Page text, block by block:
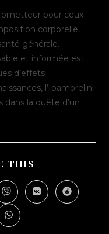
pour ceux
corporelle,
générale.
et informée est
d’effets
l’Ipamorelin
la quête d’un
THIS
CONTEÚDO
Abre
em
uma
nova
janela
Abre
em
Abre
em
Abre
em